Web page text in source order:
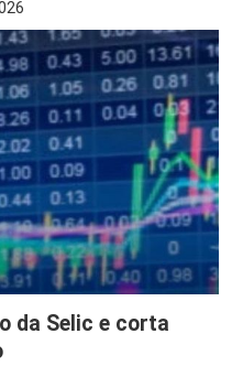
da Selic e corta